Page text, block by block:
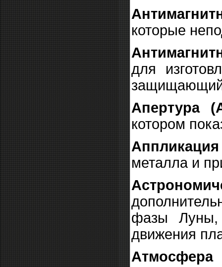
которые
для
защищающий
Апертура
котором
металла и
фазы Луны,
движения